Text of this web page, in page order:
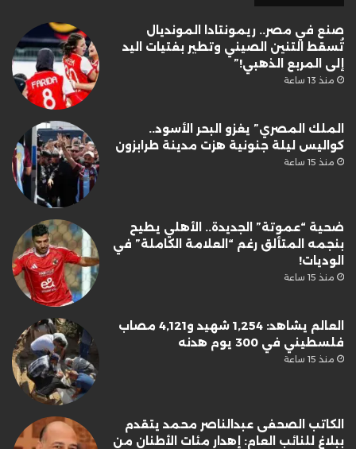
صنع في مصر.. ريمونتادا المونديال
تُسقط التنين الصيني وتطير بفتيات اليد
إلى المربع الذهبي!”
منذ 13 ساعة
الملك المصري” يغزو البحر الأسود..
كواليس ليلة جنونية هزت مدينة طرابزون
منذ 15 ساعة
ضحية “عموتة” الجديدة.. الأهلي يطيح
بنجمه المتألق رغم “العلامة الكاملة” في
الوديات!
منذ 15 ساعة
العالم يشاهد: 1,254 شهيد و4,121 مصاب
فلسطيني في 300 يوم هدنه
منذ 15 ساعة
الكاتب الصحفى عبدالناصر محمد يتقدم
ببلاغ للنائب العام: إهدار مئات الأطنان من